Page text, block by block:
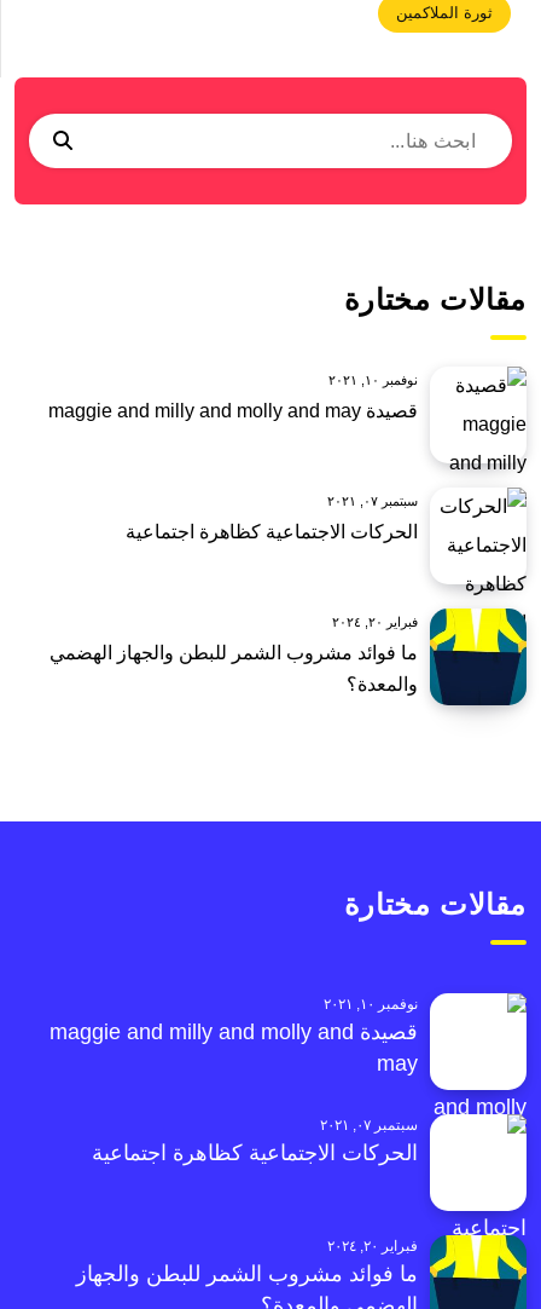
ثورة الملاكمين
مقالات مختارة
نوفمبر ١٠, ٢٠٢١
قصيدة maggie and milly and molly and may
سبتمبر ٠٧, ٢٠٢١
الحركات الاجتماعية كظاهرة اجتماعية
فبراير ٢٠, ٢٠٢٤
ما فوائد مشروب الشمر للبطن والجهاز الهضمي
والمعدة؟
مقالات مختارة
نوفمبر ١٠, ٢٠٢١
قصيدة maggie and milly and molly and
may
سبتمبر ٠٧, ٢٠٢١
الحركات الاجتماعية كظاهرة اجتماعية
فبراير ٢٠, ٢٠٢٤
ما فوائد مشروب الشمر للبطن والجهاز